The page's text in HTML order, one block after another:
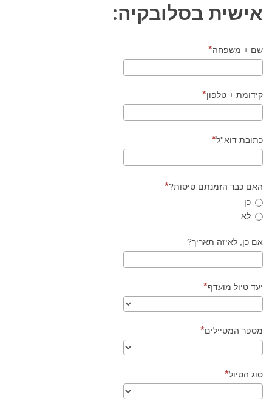
אישית בסלובקיה:
שם + משפחה
קידומת + טלפון
כתובת דוא''ל
האם כבר הזמנתם טיסות?
כן
לא
אם כן, לאיזה תאריך?
יעד טיול מועדף
מספר המטיילים
סוג הטיול